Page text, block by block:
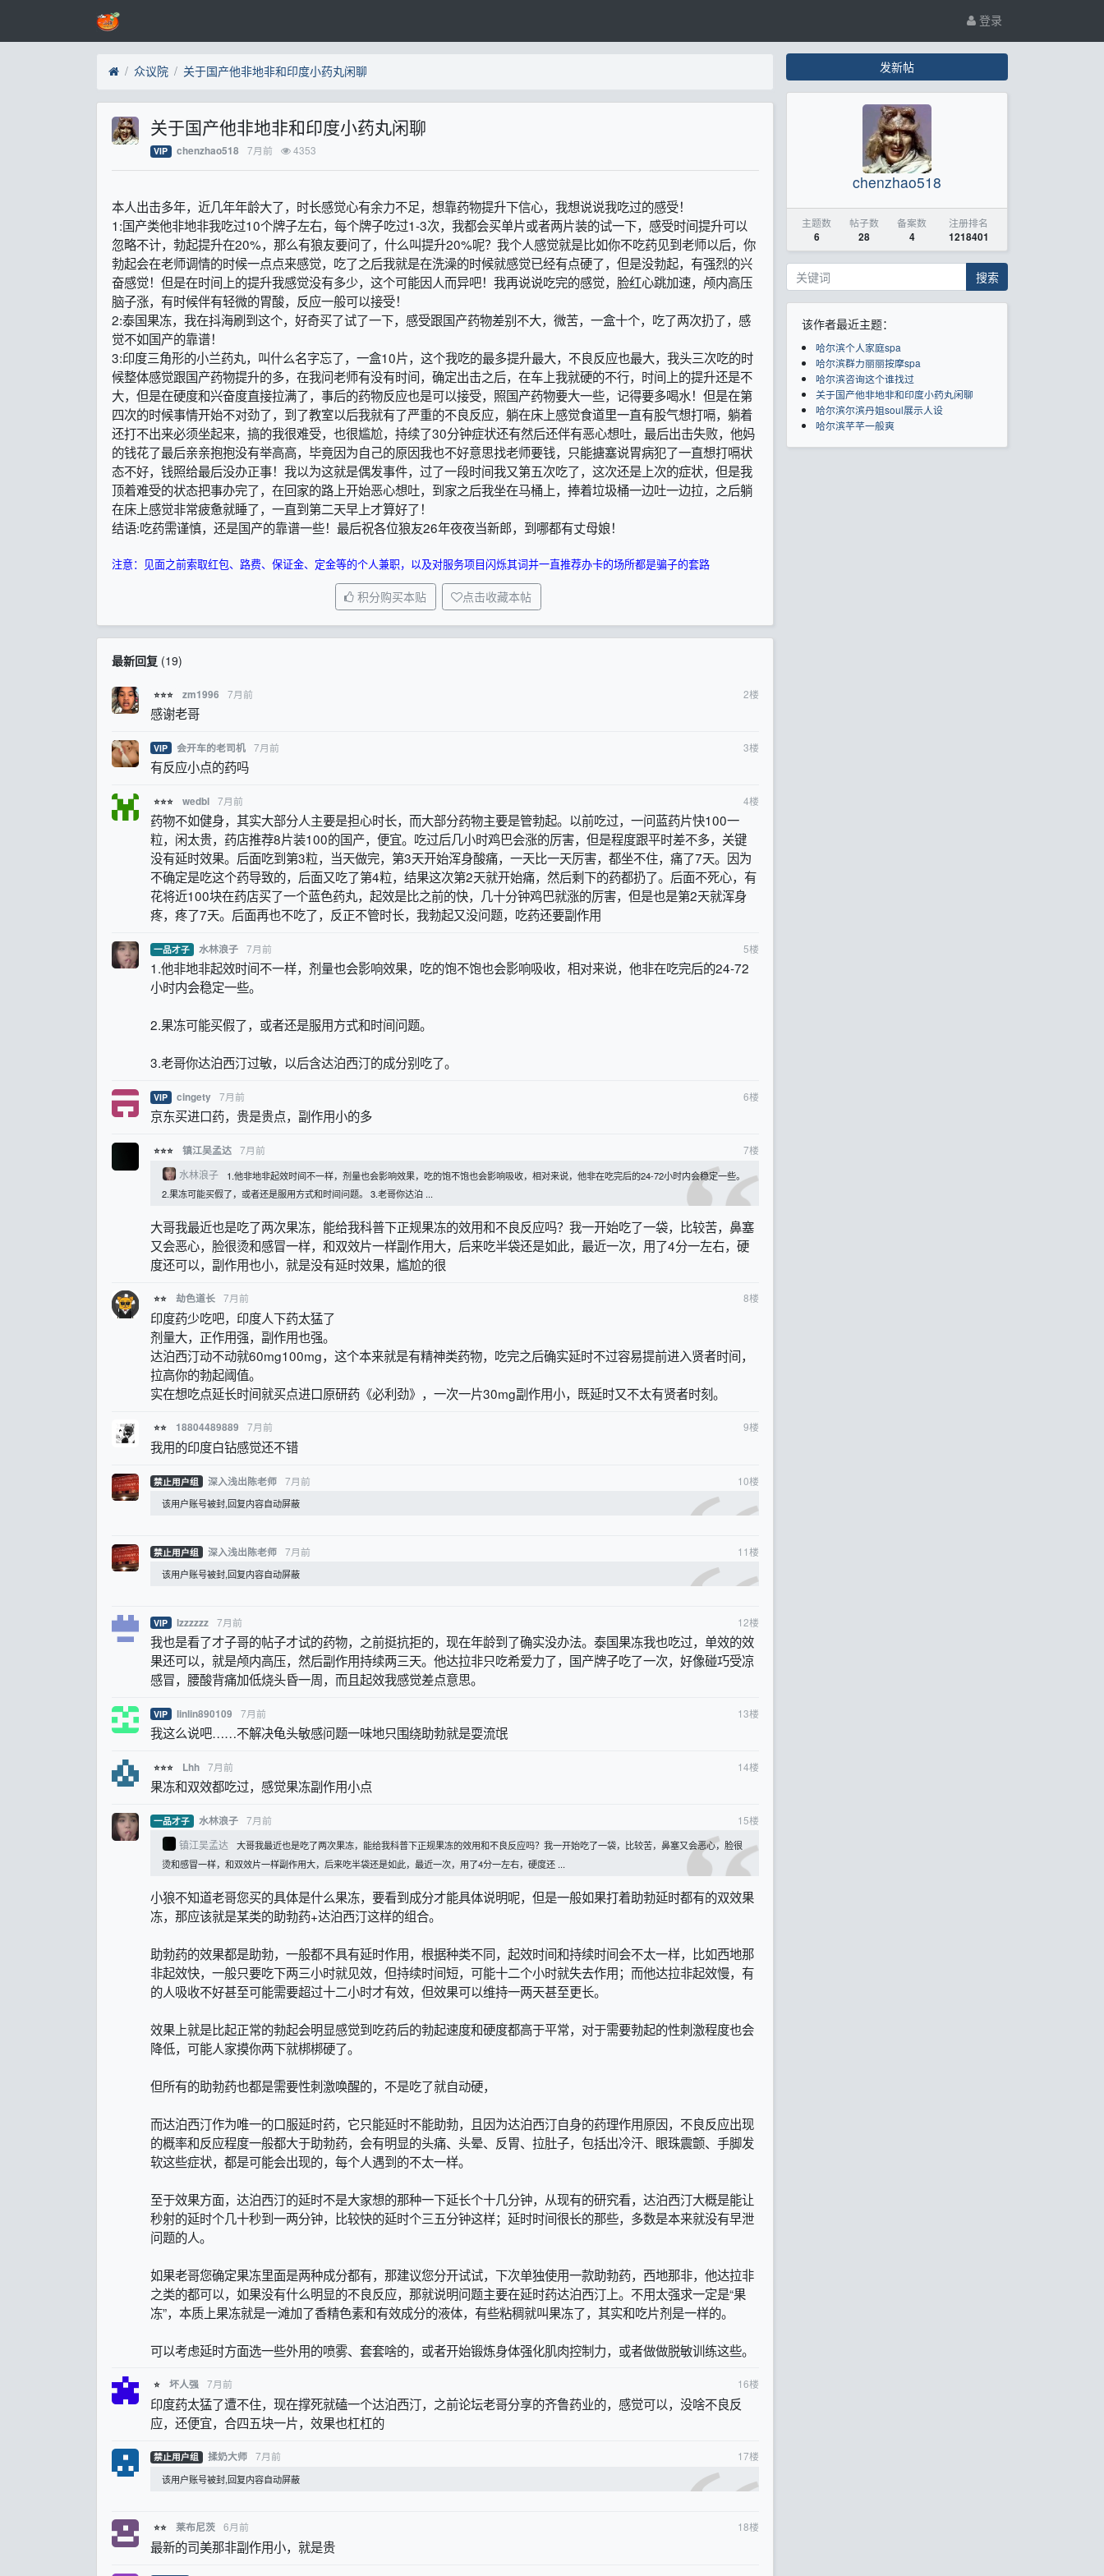
登录
众议院 关于国产他非地非和印度小药丸闲聊
关于国产他非地非和印度小药丸闲聊
VIP chenzhao518 7月前 4353
本人出击多年，近几年年龄大了，时长感觉心有余力不足，想靠药物提升下信心，我想说说我吃过的感受！
1:国产类他非地非我吃过10个牌子左右，每个牌子吃过1-3次，我都会买单片或者两片装的试一下，感受时间提升可以
忽略不计，勃起提升在20%，那么有狼友要问了，什么叫提升20%呢？我个人感觉就是比如你不吃药见到老师以后，你
勃起会在老师调情的时候一点点来感觉，吃了之后我就是在洗澡的时候就感觉已经有点硬了，但是没勃起，有强烈的兴
奋感觉！但是在时间上的提升我感觉没有多少，这个可能因人而异吧！我再说说吃完的感觉，脸红心跳加速，颅内高压
脑子涨，有时候伴有轻微的胃酸，反应一般可以接受！
2:泰国果冻，我在抖海刷到这个，好奇买了试了一下，感受跟国产药物差别不大，微苦，一盒十个，吃了两次扔了，感
觉不如国产的靠谱！
3:印度三角形的小兰药丸，叫什么名字忘了，一盒10片，这个我吃的最多提升最大，不良反应也最大，我头三次吃的时
候整体感觉跟国产药物提升的多，在我问老师有没有时间，确定出击之后，在车上我就硬的不行，时间上的提升还是不
大，但是在硬度和兴奋度直接拉满了，事后的药物反应也是可以接受，照国产药物要大一些，记得要多喝水！但是在第
四次的时候事情开始不对劲了，到了教室以后我就有了严重的不良反应，躺在床上感觉食道里一直有股气想打嗝，躺着
还打不出来必须坐起来，搞的我很难受，也很尴尬，持续了30分钟症状还有然后还伴有恶心想吐，最后出击失败，他妈
的钱花了最后亲亲抱抱没有举高高，毕竟因为自己的原因我也不好意思找老师要钱，只能搪塞说胃病犯了一直想打嗝状
态不好，钱照给最后没办正事！我以为这就是偶发事件，过了一段时间我又第五次吃了，这次还是上次的症状，但是我
顶着难受的状态把事办完了，在回家的路上开始恶心想吐，到家之后我坐在马桶上，捧着垃圾桶一边吐一边拉，之后躺
在床上感觉非常疲惫就睡了，一直到第二天早上才算好了！
结语:吃药需谨慎，还是国产的靠谱一些！最后祝各位狼友26年夜夜当新郎，到哪都有丈母娘！
注意：见面之前索取红包、路费、保证金、定金等的个人兼职，以及对服务项目闪烁其词并一直推荐办卡的场所都是骗子的套路
积分购买本贴 点击收藏本帖
最新回复(19)
⭐⭐⭐ zm1996 7月前 2楼
感谢老哥
VIP 会开车的老司机 7月前 3楼
有反应小点的药吗
⭐⭐⭐ wedbl 7月前 4楼
药物不如健身，其实大部分人主要是担心时长，而大部分药物主要是管勃起。以前吃过，一问蓝药片快100一
粒，闲太贵，药店推荐8片装100的国产，便宜。吃过后几小时鸡巴会涨的厉害，但是程度跟平时差不多，关键
没有延时效果。后面吃到第3粒，当天做完，第3天开始浑身酸痛，一天比一天厉害，都坐不住，痛了7天。因为
不确定是吃这个药导致的，后面又吃了第4粒，结果这次第2天就开始痛，然后剩下的药都扔了。后面不死心，有
花将近100块在药店买了一个蓝色药丸，起效是比之前的快，几十分钟鸡巴就涨的厉害，但是也是第2天就浑身
疼，疼了7天。后面再也不吃了，反正不管时长，我勃起又没问题，吃药还要副作用
一品才子 水林浪子 7月前 5楼
1.他非地非起效时间不一样，剂量也会影响效果，吃的饱不饱也会影响吸收，相对来说，他非在吃完后的24-72
小时内会稳定一些。
2.果冻可能买假了，或者还是服用方式和时间问题。
3.老哥你达泊西汀过敏，以后含达泊西汀的成分别吃了。
VIP cingety 7月前 6楼
京东买进口药，贵是贵点，副作用小的多
⭐⭐⭐ 镇江吴孟达 7月前 7楼
水林浪子
1.他非地非起效时间不一样，剂量也会影响效果，吃的饱不饱也会影响吸收，相对来说，他非在吃完后的24-72小时内会稳定一些。
2.果冻可能买假了，或者还是服用方式和时间问题。 3.老哥你达泊 ...
大哥我最近也是吃了两次果冻，能给我科普下正规果冻的效用和不良反应吗？我一开始吃了一袋，比较苦，鼻塞
又会恶心，脸很烫和感冒一样，和双效片一样副作用大，后来吃半袋还是如此，最近一次，用了4分一左右，硬
度还可以，副作用也小，就是没有延时效果，尴尬的很
⭐⭐ 劫色道长 7月前 8楼
印度药少吃吧，印度人下药太猛了
剂量大，正作用强，副作用也强。
达泊西汀动不动就60mg100mg，这个本来就是有精神类药物，吃完之后确实延时不过容易提前进入贤者时间，
拉高你的勃起阈值。
实在想吃点延长时间就买点进口原研药《必利劲》，一次一片30mg副作用小，既延时又不太有贤者时刻。
⭐⭐ 18804489889 7月前 9楼
我用的印度白钻感觉还不错
禁止用户组 深入浅出陈老师 7月前 10楼
该用户账号被封,回复内容自动屏蔽
禁止用户组 深入浅出陈老师 7月前 11楼
该用户账号被封,回复内容自动屏蔽
VIP lzzzzzz 7月前 12楼
我也是看了才子哥的帖子才试的药物，之前挺抗拒的，现在年龄到了确实没办法。泰国果冻我也吃过，单效的效
果还可以，就是颅内高压，然后副作用持续两三天。他达拉非只吃希爱力了，国产牌子吃了一次，好像碰巧受凉
感冒，腰酸背痛加低烧头昏一周，而且起效我感觉差点意思。
VIP linlin890109 7月前 13楼
我这么说吧……不解决龟头敏感问题一味地只围绕助勃就是耍流氓
⭐⭐⭐ Lhh 7月前 14楼
果冻和双效都吃过，感觉果冻副作用小点
一品才子 水林浪子 7月前 15楼
镇江吴孟达
大哥我最近也是吃了两次果冻，能给我科普下正规果冻的效用和不良反应吗？我一开始吃了一袋，比较苦，鼻塞又会恶心，脸很
烫和感冒一样，和双效片一样副作用大，后来吃半袋还是如此，最近一次，用了4分一左右，硬度还 ...
小狼不知道老哥您买的具体是什么果冻，要看到成分才能具体说明呢，但是一般如果打着助勃延时都有的双效果
冻，那应该就是某类的助勃药+达泊西汀这样的组合。
助勃药的效果都是助勃，一般都不具有延时作用，根据种类不同，起效时间和持续时间会不太一样，比如西地那
非起效快，一般只要吃下两三小时就见效，但持续时间短，可能十二个小时就失去作用；而他达拉非起效慢，有
的人吸收不好甚至可能需要超过十二小时才有效，但效果可以维持一两天甚至更长。
效果上就是比起正常的勃起会明显感觉到吃药后的勃起速度和硬度都高于平常，对于需要勃起的性刺激程度也会
降低，可能人家摸你两下就梆梆硬了。
但所有的助勃药也都是需要性刺激唤醒的，不是吃了就自动硬，
而达泊西汀作为唯一的口服延时药，它只能延时不能助勃，且因为达泊西汀自身的药理作用原因，不良反应出现
的概率和反应程度一般都大于助勃药，会有明显的头痛、头晕、反胃、拉肚子，包括出冷汗、眼珠震颤、手脚发
软这些症状，都是可能会出现的，每个人遇到的不太一样。
至于效果方面，达泊西汀的延时不是大家想的那种一下延长个十几分钟，从现有的研究看，达泊西汀大概是能让
秒射的延时个几十秒到一两分钟，比较快的延时个三五分钟这样；延时时间很长的那些，多数是本来就没有早泄
问题的人。
如果老哥您确定果冻里面是两种成分都有，那建议您分开试试，下次单独使用一款助勃药，西地那非，他达拉非
之类的都可以，如果没有什么明显的不良反应，那就说明问题主要在延时药达泊西汀上。不用太强求一定是“果
冻”，本质上果冻就是一滩加了香精色素和有效成分的液体，有些粘稠就叫果冻了，其实和吃片剂是一样的。
可以考虑延时方面选一些外用的喷雾、套套啥的，或者开始锻炼身体强化肌肉控制力，或者做做脱敏训练这些。
⭐ 坏人强 7月前 16楼
印度药太猛了遭不住，现在撑死就磕一个达泊西汀，之前论坛老哥分享的齐鲁药业的，感觉可以，没啥不良反
应，还便宜，合四五块一片，效果也杠杠的
禁止用户组 揉奶大师 7月前 17楼
该用户账号被封,回复内容自动屏蔽
⭐⭐ 莱布尼茨 6月前 18楼
最新的司美那非副作用小，就是贵
发新帖
chenzhao518
主题数
6
帖子数
28
备案数
4
注册排名
1218401
搜索
该作者最近主题：
哈尔滨个人家庭spa
哈尔滨群力丽丽按摩spa
哈尔滨咨询这个谁找过
关于国产他非地非和印度小药丸闲聊
哈尔滨尔滨丹姐soul展示人设
哈尔滨芊芊一般爽